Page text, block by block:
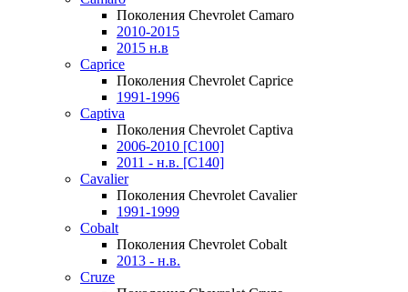
Поколения Chevrolet Camaro
2010-2015
2015 н.в
Caprice
Поколения Chevrolet Caprice
1991-1996
Captiva
Поколения Chevrolet Captiva
2006-2010 [C100]
2011 - н.в. [C140]
Cavalier
Поколения Chevrolet Cavalier
1991-1999
Cobalt
Поколения Chevrolet Cobalt
2013 - н.в.
Cruze